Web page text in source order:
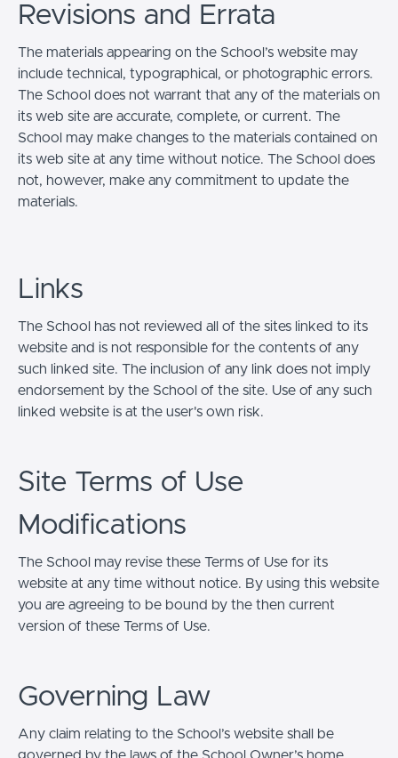
Revisions and Errata
The materials appearing on the School’s website may
include technical, typographical, or photographic errors.
The School does not warrant that any of the materials on
its web site are accurate, complete, or current. The
School may make changes to the materials contained on
its web site at any time without notice. The School does
not, however, make any commitment to update the
materials.
Links
The School has not reviewed all of the sites linked to its
website and is not responsible for the contents of any
such linked site. The inclusion of any link does not imply
endorsement by the School of the site. Use of any such
linked website is at the user's own risk.
Site Terms of Use
Modifications
The School may revise these Terms of Use for its
website at any time without notice. By using this website
you are agreeing to be bound by the then current
version of these Terms of Use.
Governing Law
Any claim relating to the School’s website shall be
governed by the laws of the School Owner’s home